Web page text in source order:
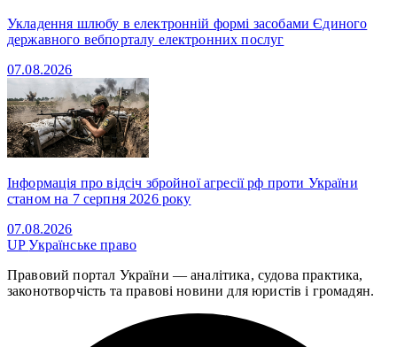
Укладення шлюбу в електронній формі засобами Єдиного
державного вебпорталу електронних послуг
07.08.2026
Інформація про відсіч збройної агресії рф проти України
станом на 7 серпня 2026 року
07.08.2026
UPУкраїнське право
Правовий портал України — аналітика, судова практика,
законотворчість та правові новини для юристів і громадян.